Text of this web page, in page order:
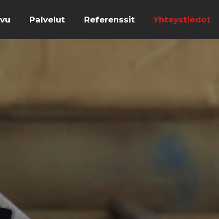
Palvelut Referenssit Yhteystiedot